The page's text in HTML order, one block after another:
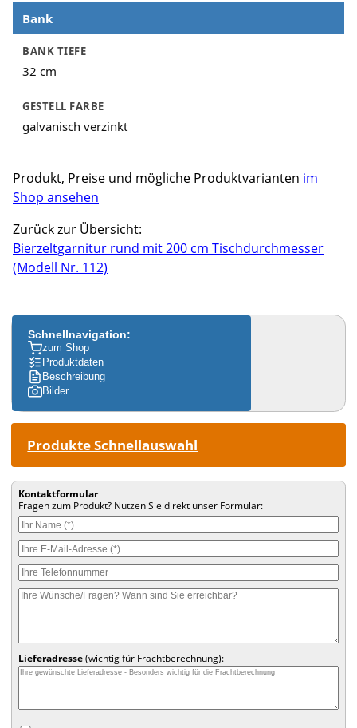
Bank
BANK TIEFE
32 cm
GESTELL FARBE
galvanisch verzinkt
Produkt, Preise und mögliche Produktvarianten im
Shop ansehen
Zurück zur Übersicht:
Bierzeltgarnitur rund mit 200 cm Tischdurchmesser
(Modell Nr. 112)
Schnellnavigation:
zum Shop
Produktdaten
Beschreibung
Bilder
Produkte Schnellauswahl
Kontaktformular
Fragen zum Produkt? Nutzen Sie direkt unser Formular:
Lieferadresse(wichtig für Frachtberechnung):